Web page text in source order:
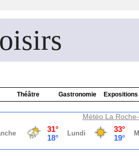
Théâtre Gastronomie Expositions
Météo La